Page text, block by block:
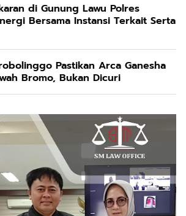
di Gunung Lawu Polres
Terkait Serta
Pastikan Arca Ganesha
Bromo, Bukan Dicuri